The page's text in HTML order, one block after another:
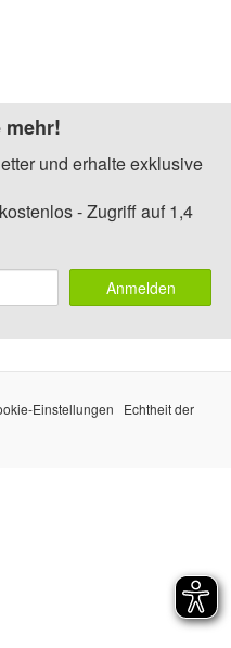
mehr!
und erhalte exklusive
- Zugriff auf 1,4
Anmelden
Einstellungen
Echtheit der